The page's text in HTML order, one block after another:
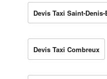
Devis Taxi Saint-Denis-
Devis Taxi Combreux